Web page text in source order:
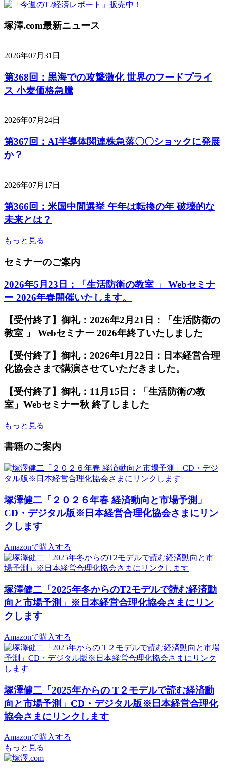
塚澤.com最新ニュース
2026年07月31日
第368回：黒海での攻撃激化 世界のフードプライ
ス 小麦価格急騰
2026年07月24日
第367回：AI半導体関連株急落〇〇ショックに発展
か？
2026年07月17日
第366回：米国中間選挙 午年は転換の年 破壊的な
未来とは？
もっと見る
セミナーのご案内
2026年5月23日：「生活防衛の教室 」 Webセミナ
ー 2026年春開催いたします。
【受付終了】御礼：2026年2月21日：「生活防衛の
教室 」 Webセミナー 2026年終了いたしました
【受付終了】御礼：2026年1月22日：日本経営合理
化協会さまで講演させていただきました。
【受付終了】御礼：11月15日：「生活防衛の教
室」Webセミナー秋 終了しました
もっと見る
書籍のご案内
塚澤健二「２０２６年春 経済動向と市場予測」
CD・デジタル版※日本経営合理化協会さまにリン
クします
Amazonで購入する
塚澤健二「2025年冬からのT2モデルで読む経済動
向と市場予測」※日本経営合理化協会さまにリン
クします
Amazonで購入する
塚澤健二「2025年からの T２モデルで読む経済動
向と市場予測」CD・デジタル版※日本経営合理化
協会さまにリンクします
Amazonで購入する
もっと見る